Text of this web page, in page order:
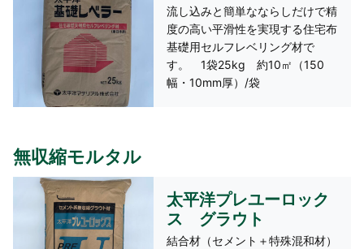
流し込みと簡単なならしだけで精
度の高い平滑性を実現する住宅布
基礎用セルフレベリング材で
す。 1袋25kg 約10㎡（150
幅・10mm厚）/袋
無収縮モルタル
太平洋プレユーロック
ス グラウト
結合材（セメント＋特殊混和材）